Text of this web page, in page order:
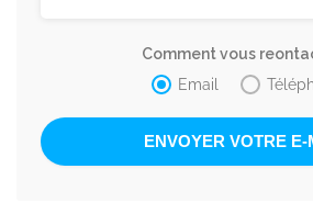
Comment vous
Email